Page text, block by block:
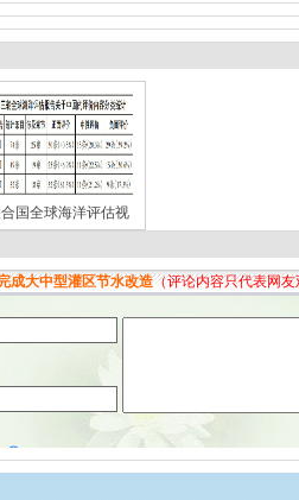
国全球海洋评估视